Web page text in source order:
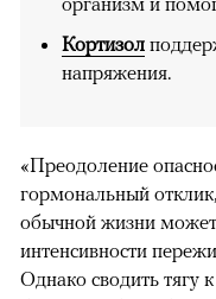
Кортизол
напряжения.
«Преодоление
гормональный
обычной жизни
интенсивности
Однако сводить тягу